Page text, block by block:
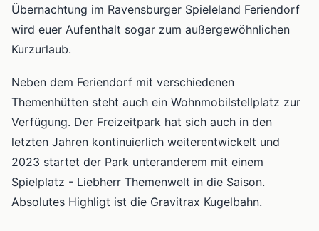
Übernachtung im Ravensburger Spieleland Feriendorf
wird euer Aufenthalt sogar zum außergewöhnlichen
Kurzurlaub.
Neben dem Feriendorf mit verschiedenen
Themenhütten steht auch ein Wohnmobilstellplatz zur
Verfügung. Der Freizeitpark hat sich auch in den
letzten Jahren kontinuierlich weiterentwickelt und
2023 startet der Park unteranderem mit einem
Spielplatz - Liebherr Themenwelt in die Saison.
Absolutes Highligt ist die Gravitrax Kugelbahn.